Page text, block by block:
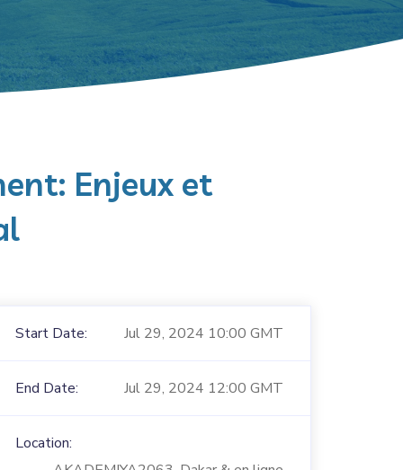
Enjeux et
Start Date: Jul 29, 2024 10:00 GMT
End Date: Jul 29, 2024 12:00 GMT
Location: